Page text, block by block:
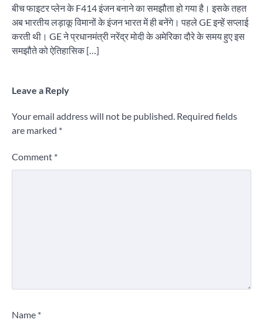
बीच फाइटर प्लेन के F414 इंजन बनाने का समझौता हो गया है। इसके तहत
अब भारतीय लड़ाकू विमानों के इंजन भारत में ही बनेंगे। पहले GE इन्हें सप्लाई
करती थी। GE ने प्रधानमंत्री नरेंद्र मोदी के अमेरिका दौरे के समय हुए इस
समझौते को ऐतिहासिक […]
Leave a Reply
Your email address will not be published. Required fields
are marked *
Comment *
Name *